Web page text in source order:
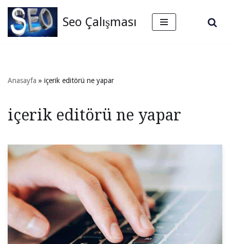
İçeriğe
geç
Seo Çalışması
Anasayfa » içerik editörü ne yapar
içerik editörü ne yapar